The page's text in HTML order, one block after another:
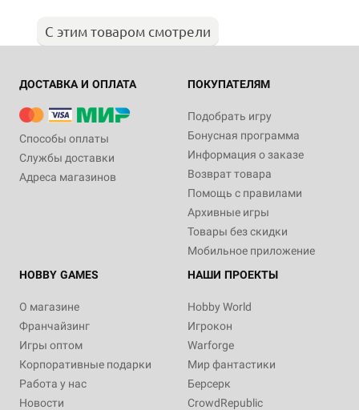
С этим товаром смотрели
ДОСТАВКА И ОПЛАТА
Способы оплаты
Службы доставки
Адреса магазинов
ПОКУПАТЕЛЯМ
Подобрать игру
Бонусная программа
Информация о заказе
Возврат товара
Помощь с правилами
Архивные игры
Товары без скидки
Мобильное приложение
HOBBY GAMES
О магазине
Франчайзинг
Игры оптом
Корпоративные подарки
Работа у нас
Новости
НАШИ ПРОЕКТЫ
Hobby World
Игрокон
Warforge
Мир фантастики
Берсерк
CrowdRepublic